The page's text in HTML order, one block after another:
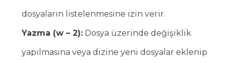
dosyaların listelenmesine izin verir.
Yazma (w – 2): Dosya üzerinde değişiklik
yapılmasına veya dizine yeni dosyalar eklenip